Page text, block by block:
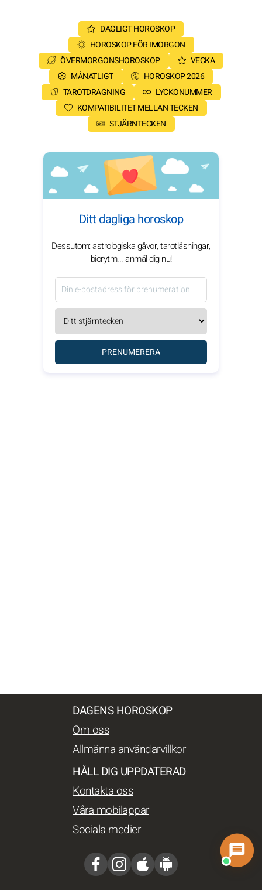
DAGLIGT HOROSKOP
HOROSKOP FÖR IMORGON
ÖVERMORGONSHOROSKOP
VECKA
MÅNATLIGT
HOROSKOP 2026
TAROTDRAGNING
LYCKONUMMER
KOMPATIBILITET MELLAN TECKEN
STJÄRNTECKEN
Ditt dagliga horoskop
Dessutom: astrologiska gåvor, tarotläsningar,
biorytm... anmäl dig nu!
PRENUMERERA
DAGENS HOROSKOP
Om oss
Allmänna användarvillkor
HÅLL DIG UPPDATERAD
Kontakta oss
Våra mobilappar
Sociala medier